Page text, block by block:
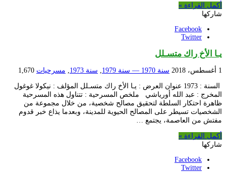
أكمل القراءة »
شاركها
Facebook
Twitter
يـا الأخ راك متسـلل
1 أغسطس، 2018 سنة 1970 — سنة 1979 , سنة 1973 , مسرحيات 1,670
السنة : 1973 عنوان العرض : يـا الأخ راك متسـلل المؤلف : نيكولا غوغول
المخرج : عبد الله أورياشي ملخص المسرحية : تتناول هذه المسرحية
ظاهرة احتكار السلطة لتحقيق مصالح شخصية، من خلال مجموعة من
الشخصيات تسيطر على المصالح الحيوية للمدينة، وبعدما يذاع خبر قدوم
مفتش من العاصمة، يجتمع …
أكمل القراءة »
شاركها
Facebook
Twitter